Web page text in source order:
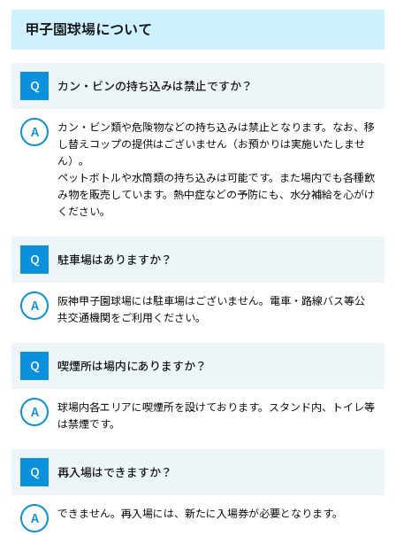
甲子園球場について
Q カン・ビンの持ち込みは禁止ですか？
A
カン・ビン類や危険物などの持ち込みは禁止となります。なお、移
し替えコップの提供はございません（お預かりは実施いたしませ
ん）。
ペットボトルや水筒類の持ち込みは可能です。また場内でも各種飲
み物を販売しています。熱中症などの予防にも、水分補給を心がけ
ください。
Q 駐車場はありますか？
A
阪神甲子園球場には駐車場はございません。電車・路線バス等公
共交通機関をご利用ください。
Q 喫煙所は場内にありますか？
A
球場内各エリアに喫煙所を設けております。スタンド内、トイレ等
は禁煙です。
Q 再入場はできますか？
A できません。再入場には、新たに入場券が必要となります。